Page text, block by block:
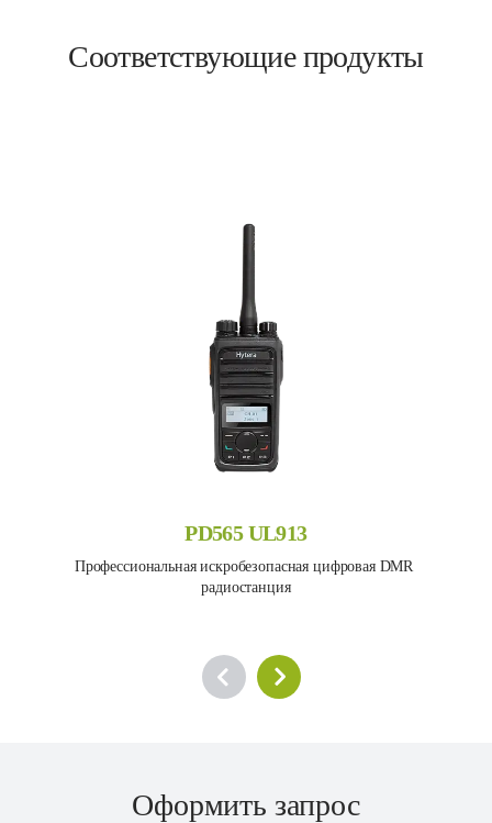
Соответствующие продукты
PD565 UL913
Профессиональная искробезопасная цифровая DMR
радиостанция
Оформить запрос